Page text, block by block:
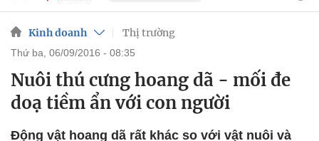
Kinh doanh Thị trường
thứ ba, 06/09/2016 - 08:35
Nuôi thú cưng hoang dã - mối đe
doạ tiềm ẩn với con người
Động vật hoang dã rất khác so với vật nuôi và